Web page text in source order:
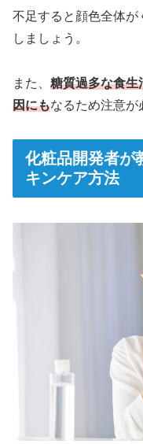
不足すると顔色全体が
しましょう。
また、 糖質過多な食生
因にもなるため注意が
化粧品開発者が
キンケア方法